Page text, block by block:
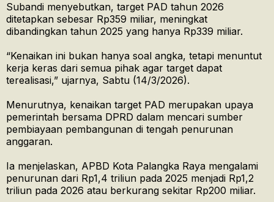
Subandi menyebutkan, target PAD tahun 2026
ditetapkan sebesar Rp359 miliar, meningkat
dibandingkan tahun 2025 yang hanya Rp339 miliar.
“Kenaikan ini bukan hanya soal angka, tetapi menuntut
kerja keras dari semua pihak agar target dapat
terealisasi,” ujarnya, Sabtu (14/3/2026).
Menurutnya, kenaikan target PAD merupakan upaya
pemerintah bersama DPRD dalam mencari sumber
pembiayaan pembangunan di tengah penurunan
anggaran.
Ia menjelaskan, APBD Kota Palangka Raya mengalami
penurunan dari Rp1,4 triliun pada 2025 menjadi Rp1,2
triliun pada 2026 atau berkurang sekitar Rp200 miliar.